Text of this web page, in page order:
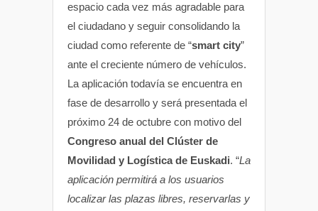
espacio cada vez más agradable para
el ciudadano y seguir consolidando la
ciudad como referente de “smart city”
ante el creciente número de vehículos.
La aplicación todavía se encuentra en
fase de desarrollo y será presentada el
próximo 24 de octubre con motivo del
Congreso anual del Clúster de
Movilidad y Logística de Euskadi. “La
aplicación permitirá a los usuarios
localizar las plazas libres, reservarlas y